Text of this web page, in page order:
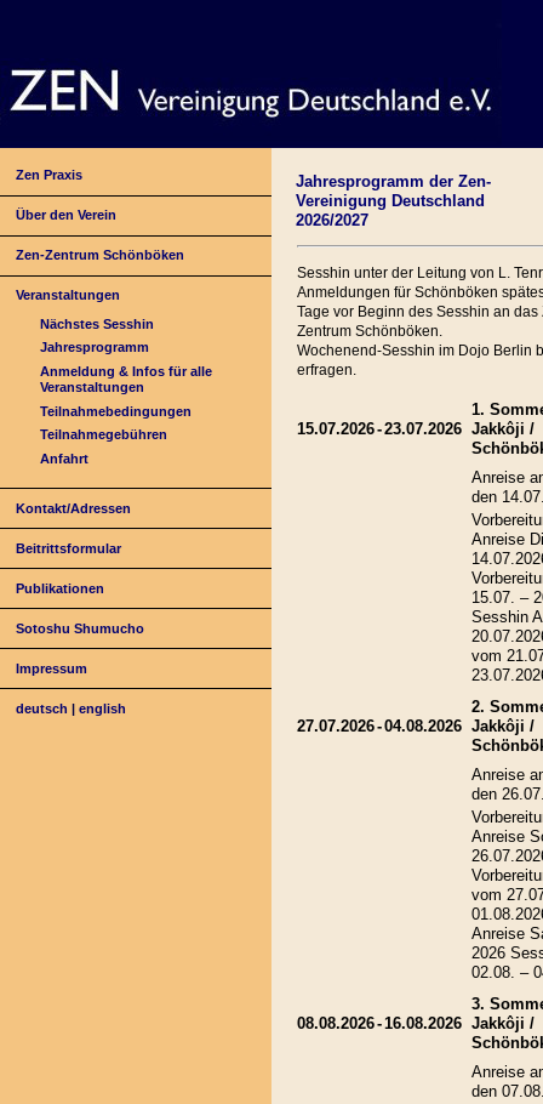
Zen Praxis
Über den Verein
Zen-Zentrum Schönböken
Veranstaltungen
Nächstes Sesshin
Jahresprogramm
Anmeldung & Infos für alle
Veranstaltungen
Teilnahmebedingungen
Teilnahmegebühren
Anfahrt
Kontakt/Adressen
Beitrittsformular
Publikationen
Sotoshu Shumucho
Impressum
deutsch |english
Jahresprogramm der Zen-
Vereinigung Deutschland
2026/2027
Sesshin unter der Leitung von L.
Anmeldungen für Schönböken
Tage vor Beginn des Sesshin an das
Zentrum Schönböken.
Wochenend-Sesshin im Dojo Berlin
erfragen.
15.07.2026-23.07.2026
1.
Jakkôji /
Anreise
den
Anreise
15.07. –
Sesshin
vom
27.07.2026-04.08.2026
2.
Jakkôji /
Anreise
den
Anreise
vom
Anreise
2026
02.08. –
08.08.2026-16.08.2026
3.
Jakkôji /
Anreise
den